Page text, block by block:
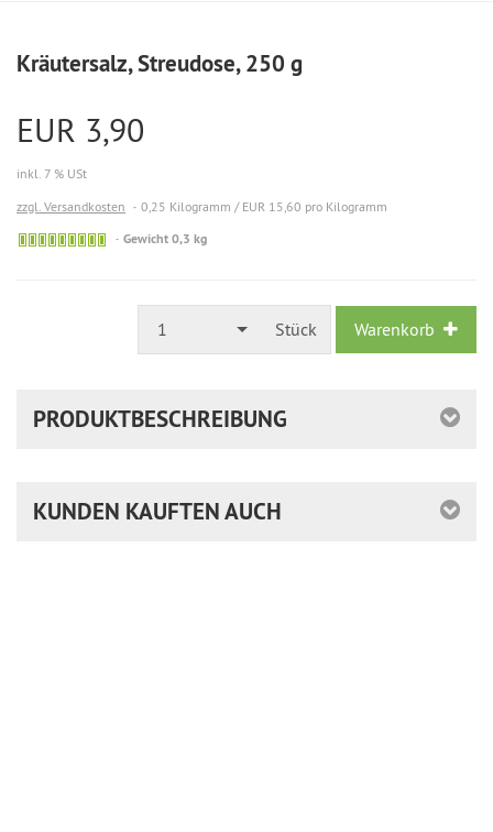
Kräutersalz, Streudose, 250 g
EUR 3,90
inkl. 7 % USt
zzgl. Versandkosten
0,25 Kilogramm / EUR 15,60 pro Kilogramm
Gewicht 0,3 kg
1 Stück Warenkorb
PRODUKTBESCHREIBUNG
KUNDEN KAUFTEN AUCH